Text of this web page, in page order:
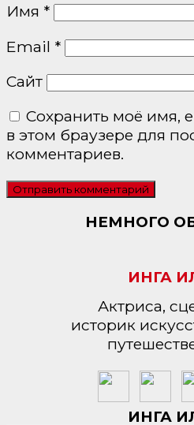
Имя *
Email *
Сайт
Сохранить моё имя,
в этом браузере для
комментариев.
НЕМНОГО
ИНГА
Актриса,
историк
ИНГА